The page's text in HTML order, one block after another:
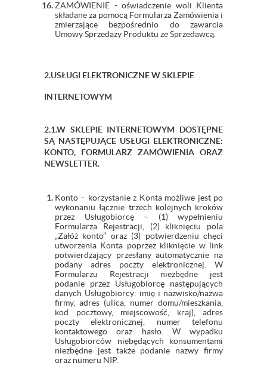
ZAMÓWIENIE - oświadczenie woli Klienta
składane za pomocą Formularza Zamówienia i
zmierzające bezpośrednio do zawarcia
Umowy Sprzedaży Produktu ze Sprzedawcą.
2.USŁUGI ELEKTRONICZNE W SKLEPIE
INTERNETOWYM
2.1.W SKLEPIE INTERNETOWYM DOSTĘPNE
SĄ NASTĘPUJĄCE USŁUGI ELEKTRONICZNE:
KONTO, FORMULARZ ZAMÓWIENIA ORAZ
NEWSLETTER.
Konto – korzystanie z Konta możliwe jest po
wykonaniu łącznie trzech kolejnych kroków
przez Usługobiorcę – (1) wypełnieniu
Formularza Rejestracji, (2) kliknięciu pola
„Załóż konto” oraz (3) potwierdzeniu chęci
utworzenia Konta poprzez kliknięcie w link
potwierdzający przesłany automatycznie na
podany adres poczty elektronicznej. W
Formularzu Rejestracji niezbędne jest
podanie przez Usługobiorcę następujących
danych Usługobiorcy: imię i nazwisko/nazwa
firmy, adres (ulica, numer domu/mieszkania,
kod pocztowy, miejscowość, kraj), adres
poczty elektronicznej, numer telefonu
kontaktowego oraz hasło. W wypadku
Usługobiorców niebędących konsumentami
niezbędne jest także podanie nazwy firmy
oraz numeru NIP.